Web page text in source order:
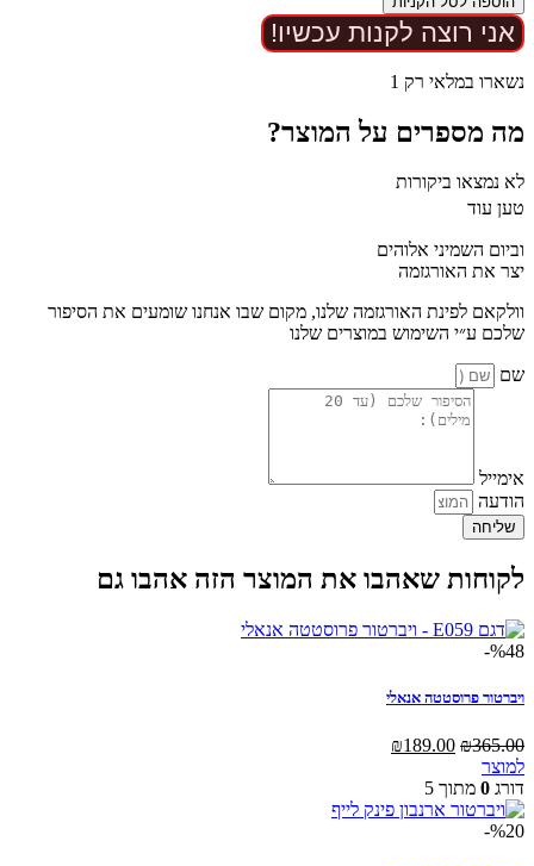
מג'יק
וונד
HOT
PINK
אני רוצה לקנות עכשיו!
נשארו במלאי רק 1
מה מספרים על המוצר?
לא נמצאו ביקורות
טען עוד
וביום השמיני אלוהים
יצר את האורגזמה
וולקאם לפינת האורגזמה שלנו, מקום שבו אנחנו שומעים את הסיפור
שלכם ע״י השימוש במוצרים שלנו
שם
אימייל
הודעה
שליחה
לקוחות שאהבו את המוצר הזה אהבו גם
%48-
ויברטור פרוסטטה אנאלי
₪365.00
המחיר
היה:
₪365.00.
₪189.00
₪189.00.
למוצר
דורג 0 מתוך 5
%20-